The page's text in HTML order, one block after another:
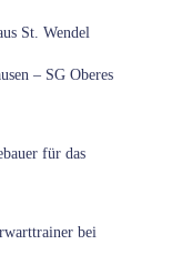
St. Wendel
– SG Oberes
für das
bei